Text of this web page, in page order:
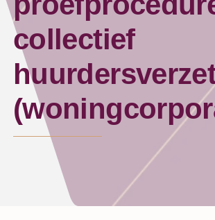
collectief